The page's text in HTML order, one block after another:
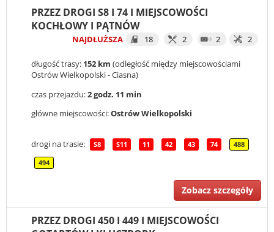
PRZEZ DROGI S8 I 74 I MIEJSCOWOŚCI
KOCHŁOWY I PĄTNÓW
NAJDŁUŻSZA 18 2 2 2
długość trasy: 152 km (odległość między miejscowościami
Ostrów Wielkopolski - Ciasna)
czas przejazdu:2 godz. 11 min
główne miejscowości:Ostrów Wielkopolski
drogi na trasie: S8 S11 11 42 43 74 488
494
Zobacz szczegóły
PRZEZ DROGI 450 I 449 I MIEJSCOWOŚCI